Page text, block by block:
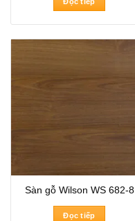
Sàn gỗ Wilson WS 682-8
Đọc tiếp